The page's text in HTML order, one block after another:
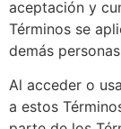
aceptación y
Términos se
demás
Al acceder o
a estos